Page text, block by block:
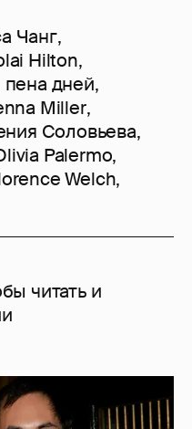
Чанг,
Hilton,
пена дней,
Miller,
Соловьева,
Palermo,
Welch,
читать и